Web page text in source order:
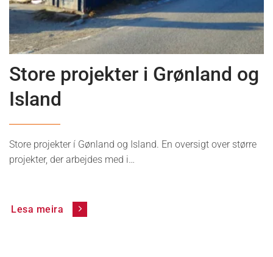
News
Store projekter i Grønland og
Island
Store projekter í Gønland og Island. En oversigt over større
projekter, der arbejdes med i…
Lesa meira